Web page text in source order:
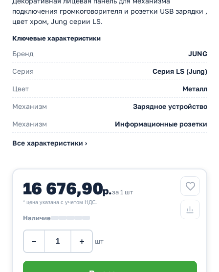
подключения громкоговорителя и розетки USB зарядки ,
цвет хром, Jung серии LS.
Ключевые характеристики
Бренд JUNG
Серия Серия LS (Jung)
Цвет Металл
Механизм Зарядное устройство
Механизм Информационные розетки
Все характеристики ›
16 676,90р.за 1 шт
* цена указана с учетом НДС.
Наличие
− + шт